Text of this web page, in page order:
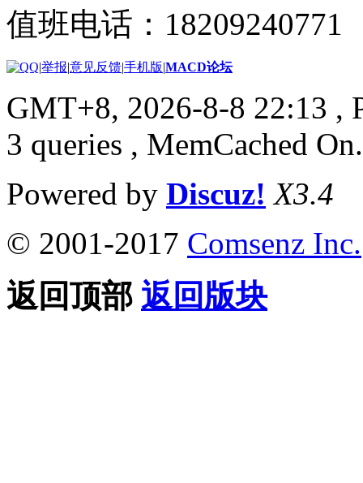
值班电话：
|举报|意见反馈|手机版|MACD论坛
GMT+8, 2026-8-8 22:13 ,
3 queries , MemCached On.
Powered by Discuz! X3.4
© 2001-2017 Comsenz Inc.
返回顶部 返回版块